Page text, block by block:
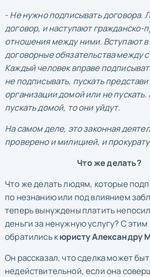
- Не нужно подписывать договора.
договор, и наступают гражданско-
отношения между ними. Вступают в
договорные обязательства между
Каждый человек вправе
не подписывать, пускать
организации домой или не пускать.
пускать домой, то они уйдут.
На самом деле, это законная
проверено и милицией, и
Что же делать?
Что же делать людям, которые
по незнанию или под влиянием
теперь вынуждены платить
деньги за ненужную услугу? С
обратились кюристу Александру
Он рассказал, что сделка может
недействительной, если она